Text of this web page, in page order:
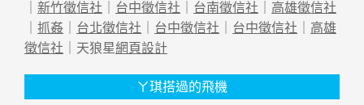
新竹徵信社 台中徵信社 台南徵信社
高雄徵信社
抓姦 台北徵信社 台中徵信社 台中徵信社
高雄
徵信社 ｜天狼星網頁設計
ㄚ琪搭過的飛機